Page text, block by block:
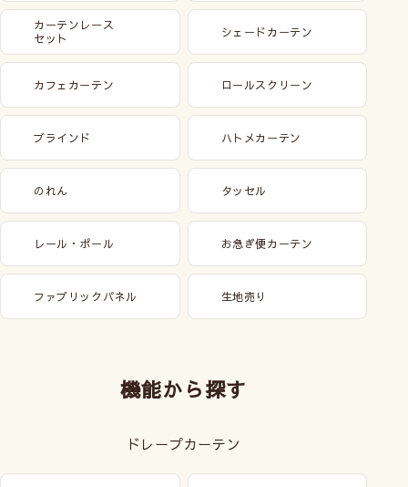
カーテンレース
セット
シェードカーテン
カフェカーテン ロールスクリーン
ブラインド ハトメカーテン
のれん タッセル
レール・ポール お急ぎ便カーテン
ファブリックパネル 生地売り
機能から探す
ドレープカーテン